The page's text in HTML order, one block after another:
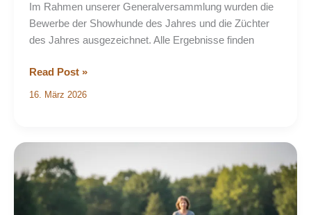
Im Rahmen unserer Generalversammlung wurden die
Bewerbe der Showhunde des Jahres und die Züchter
des Jahres ausgezeichnet. Alle Ergebnisse finden
Read Post »
16. März 2026
im
Vorstand